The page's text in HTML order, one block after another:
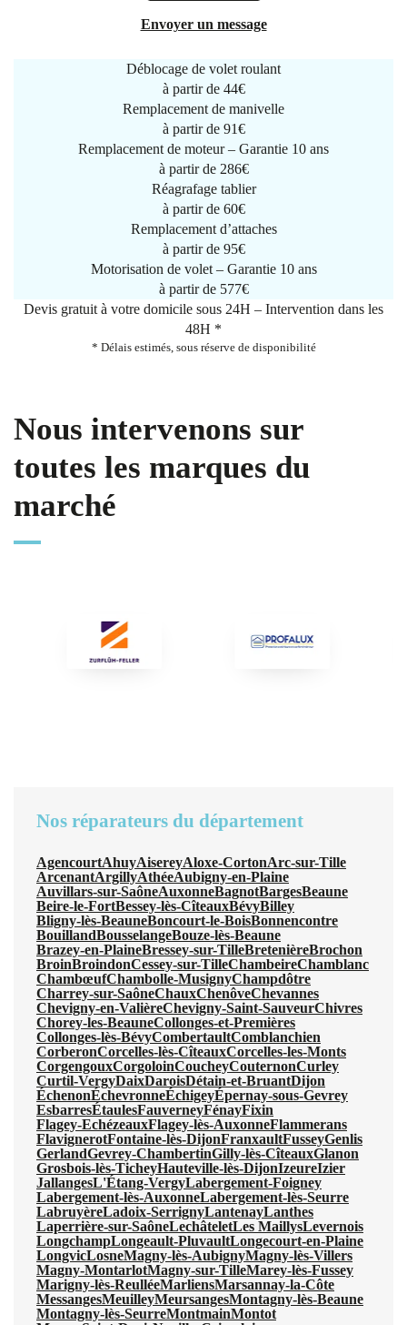
Envoyer un message
Déblocage de volet roulant
à partir de 44€
Remplacement de manivelle
à partir de 91€
Remplacement de moteur – Garantie 10 ans
à partir de 286€
Réagrafage tablier
à partir de 60€
Remplacement d’attaches
à partir de 95€
Motorisation de volet – Garantie 10 ans
à partir de 577€
Devis gratuit à votre domicile sous 24H – Intervention dans les
48H *
* Délais estimés, sous réserve de disponibilité
Nous intervenons sur
toutes les marques du
marché
Nos réparateurs du département
AgencourtAhuyAisereyAloxe-CortonArc-sur-Tille
ArcenantArgillyAthéeAubigny-en-Plaine
Auvillars-sur-SaôneAuxonneBagnotBargesBeaune
Beire-le-FortBessey-lès-CîteauxBévyBilley
Bligny-lès-BeauneBoncourt-le-BoisBonnencontre
BouillandBousselangeBouze-lès-Beaune
Brazey-en-PlaineBressey-sur-TilleBretenièreBrochon
BroinBroindonCessey-sur-TilleChambeireChamblanc
ChambœufChambolle-MusignyChampdôtre
Charrey-sur-SaôneChauxChenôveChevannes
Chevigny-en-ValièreChevigny-Saint-SauveurChivres
Chorey-les-BeauneCollonges-et-Premières
Collonges-lès-BévyCombertaultComblanchien
CorberonCorcelles-lès-CîteauxCorcelles-les-Monts
CorgengouxCorgoloinCoucheyCouternonCurley
Curtil-VergyDaixDaroisDétain-et-BruantDijon
ÉchenonÉchevronneÉchigeyÉpernay-sous-Gevrey
EsbarresÉtaulesFauverneyFénayFixin
Flagey-EchézeauxFlagey-lès-AuxonneFlammerans
FlavignerotFontaine-lès-DijonFranxaultFusseyGenlis
GerlandGevrey-ChambertinGilly-lès-CîteauxGlanon
Grosbois-lès-TicheyHauteville-lès-DijonIzeureIzier
JallangesL'Étang-VergyLabergement-Foigney
Labergement-lès-AuxonneLabergement-lès-Seurre
LabruyèreLadoix-SerrignyLantenayLanthes
Laperrière-sur-SaôneLechâteletLes MaillysLevernois
LongchampLongeault-PluvaultLongecourt-en-Plaine
LongvicLosneMagny-lès-AubignyMagny-lès-Villers
Magny-MontarlotMagny-sur-TilleMarey-lès-Fussey
Marigny-lès-ReulléeMarliensMarsannay-la-Côte
MessangesMeuilleyMeursangesMontagny-lès-Beaune
Montagny-lès-SeurreMontmainMontot